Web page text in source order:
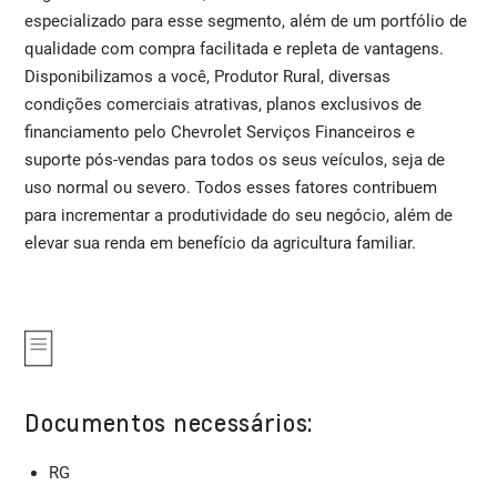
especializado para esse segmento, além de um portfólio de
qualidade com compra facilitada e repleta de vantagens.
Disponibilizamos a você, Produtor Rural, diversas
condições comerciais atrativas, planos exclusivos de
financiamento pelo Chevrolet Serviços Financeiros e
suporte pós-vendas para todos os seus veículos, seja de
uso normal ou severo. Todos esses fatores contribuem
para incrementar a produtividade do seu negócio, além de
elevar sua renda em benefício da agricultura familiar.
Documentos necessários:
RG